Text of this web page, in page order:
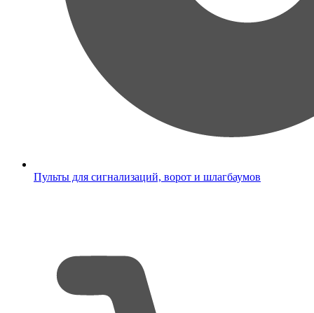
Пульты для сигнализаций, ворот и шлагбаумов